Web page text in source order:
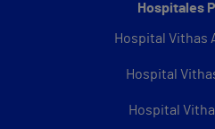
Hospitales
Hospital Vithas
Hospital
Hospital